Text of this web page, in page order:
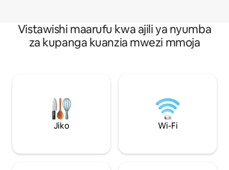
Vistawishi maarufu kwa ajili ya nyumba
za kupanga kuanzia mwezi mmoja
Jiko Wi-Fi